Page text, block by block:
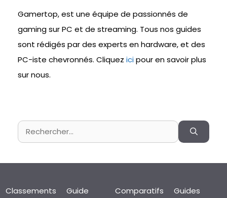
Gamertop, est une équipe de passionnés de
gaming sur PC et de streaming. Tous nos guides
sont rédigés par des experts en hardware, et des
PC-iste chevronnés. Cliquez icipour en savoir plus
sur nous.
Rechercher :
Classements
Guide
Comparatifs Guides